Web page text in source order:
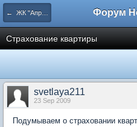
← ЖК "Апрелевский". Культурно-бытовой раздел.
Страхование квартиры
svetlaya211
23 Sep 2009
Подумываем о страховании